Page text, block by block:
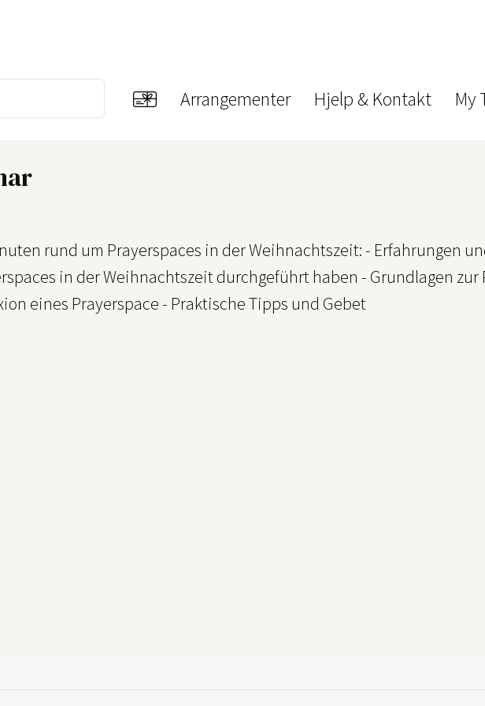
Arrangementer Hjelp & Kontakt My
rund um Prayerspaces in der Weihnachtszeit: - Erfahrungen
in der Weihnachtszeit durchgeführt haben - Grundlagen
eines Prayerspace - Praktische Tipps und Gebet